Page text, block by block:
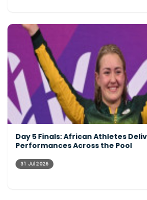
Day 5 Finals: African Athletes
Performances Across the Pool
31 Jul 2026